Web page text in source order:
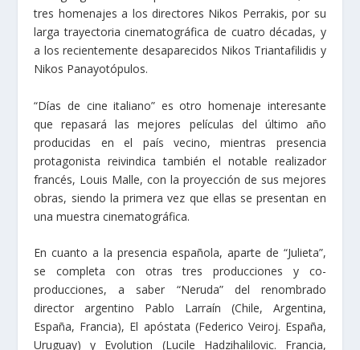
tres homenajes a los directores Nikos Perrakis, por su
larga trayectoria cinematográfica de cuatro décadas, y
a los recientemente desaparecidos Nikos Triantafilidis y
Nikos Panayotópulos.
“Días de cine italiano” es otro homenaje interesante
que repasará las mejores películas del último año
producidas en el país vecino, mientras presencia
protagonista reivindica también el notable realizador
francés, Louis Malle, con la proyección de sus mejores
obras, siendo la primera vez que ellas se presentan en
una muestra cinematográfica.
En cuanto a la presencia española, aparte de “Julieta”,
se completa con otras tres producciones y co-
producciones, a saber “Neruda” del renombrado
director argentino Pablo Larraín (Chile, Argentina,
España, Francia), El apóstata (Federico Veiroj. España,
Uruguay) y Evolution (Lucile Hadzihalilovic. Francia,